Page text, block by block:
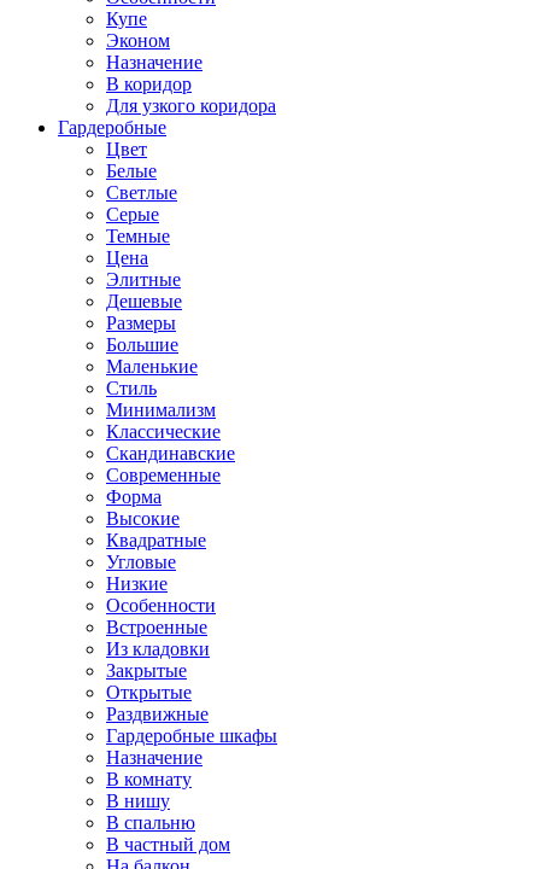
Купе
Эконом
Назначение
В коридор
Для узкого коридора
Гардеробные
Цвет
Белые
Светлые
Серые
Темные
Цена
Элитные
Дешевые
Размеры
Большие
Маленькие
Стиль
Минимализм
Классические
Скандинавские
Современные
Форма
Высокие
Квадратные
Угловые
Низкие
Особенности
Встроенные
Из кладовки
Закрытые
Открытые
Раздвижные
Гардеробные шкафы
Назначение
В комнату
В нишу
В спальню
В частный дом